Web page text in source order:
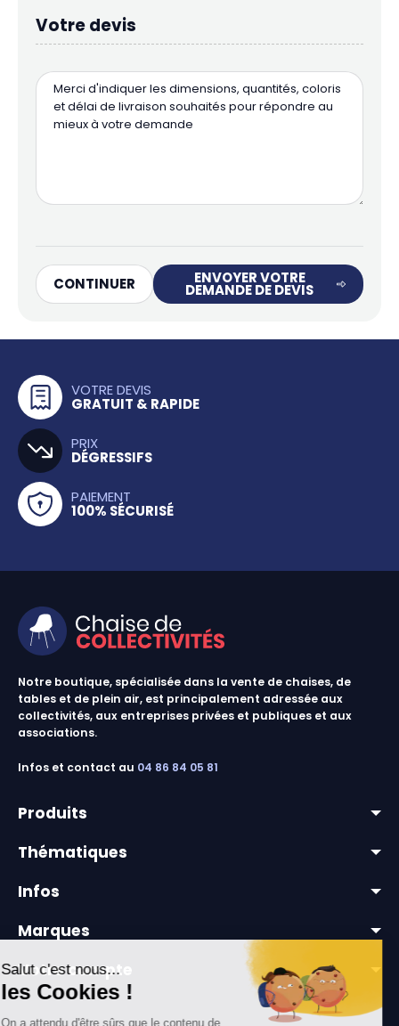
Votre devis
CONTINUER ENVOYER VOTRE
DEMANDE DE DEVIS
VOTRE DEVIS
GRATUIT & RAPIDE
PRIX
DÉGRESSIFS
PAIEMENT
100% SÉCURISÉ
Notre boutique, spécialisée dans la vente de chaises, de
tables et de plein air, est principalement adressée aux
collectivités, aux entreprises privées et publiques et aux
associations.
Infos et contact au 04 86 84 05 81
Produits
lots & promos
chaises & tables outdoor
chaises collectivités
équipements événementiels
tables collectivités
Thématiques
mobilier pour collectivités
mobilier extérieur professionnel
Infos
livraison
a propos
paiement sécurisé
Marques
Votre compte